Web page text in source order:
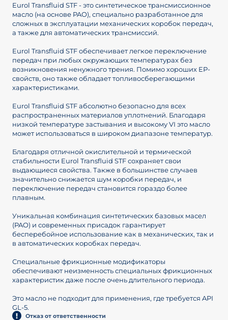
Eurol Transfluid STF - это синтетическое трансмиссионное
масло (на основе PAO), специально разработанное для
сложных в эксплуатации механических коробок передач,
а также для автоматических трансмиссий.
Eurol Transfluid STF обеспечивает легкое переключение
передач при любых окружающих температурах без
возникновения ненужного трения. Помимо хороших EP-
свойств, оно также обладает топливосберегающими
характеристиками.
Eurol Transfluid STF абсолютно безопасно для всех
распространенных материалов уплотнений. Благодаря
низкой температуре застывания и высокому VI это масло
может использоваться в широком диапазоне температур.
Благодаря отличной окислительной и термической
стабильности Eurol Transfluid STF сохраняет свои
выдающиеся свойства. Также в большинстве случаев
значительно снижается шум коробки передач, и
переключение передач становится гораздо более
плавным.
Уникальная комбинация синтетических базовых масел
(PAO) и современных присадок гарантирует
бесперебойное использование как в механических, так и
в автоматических коробках передач.
Специальные фрикционные модификаторы
обеспечивают неизменность специальных фрикционных
характеристик даже после очень длительного периода.
Это масло не подходит для применения, где требуется API
GL-5.
Отказ от ответственности